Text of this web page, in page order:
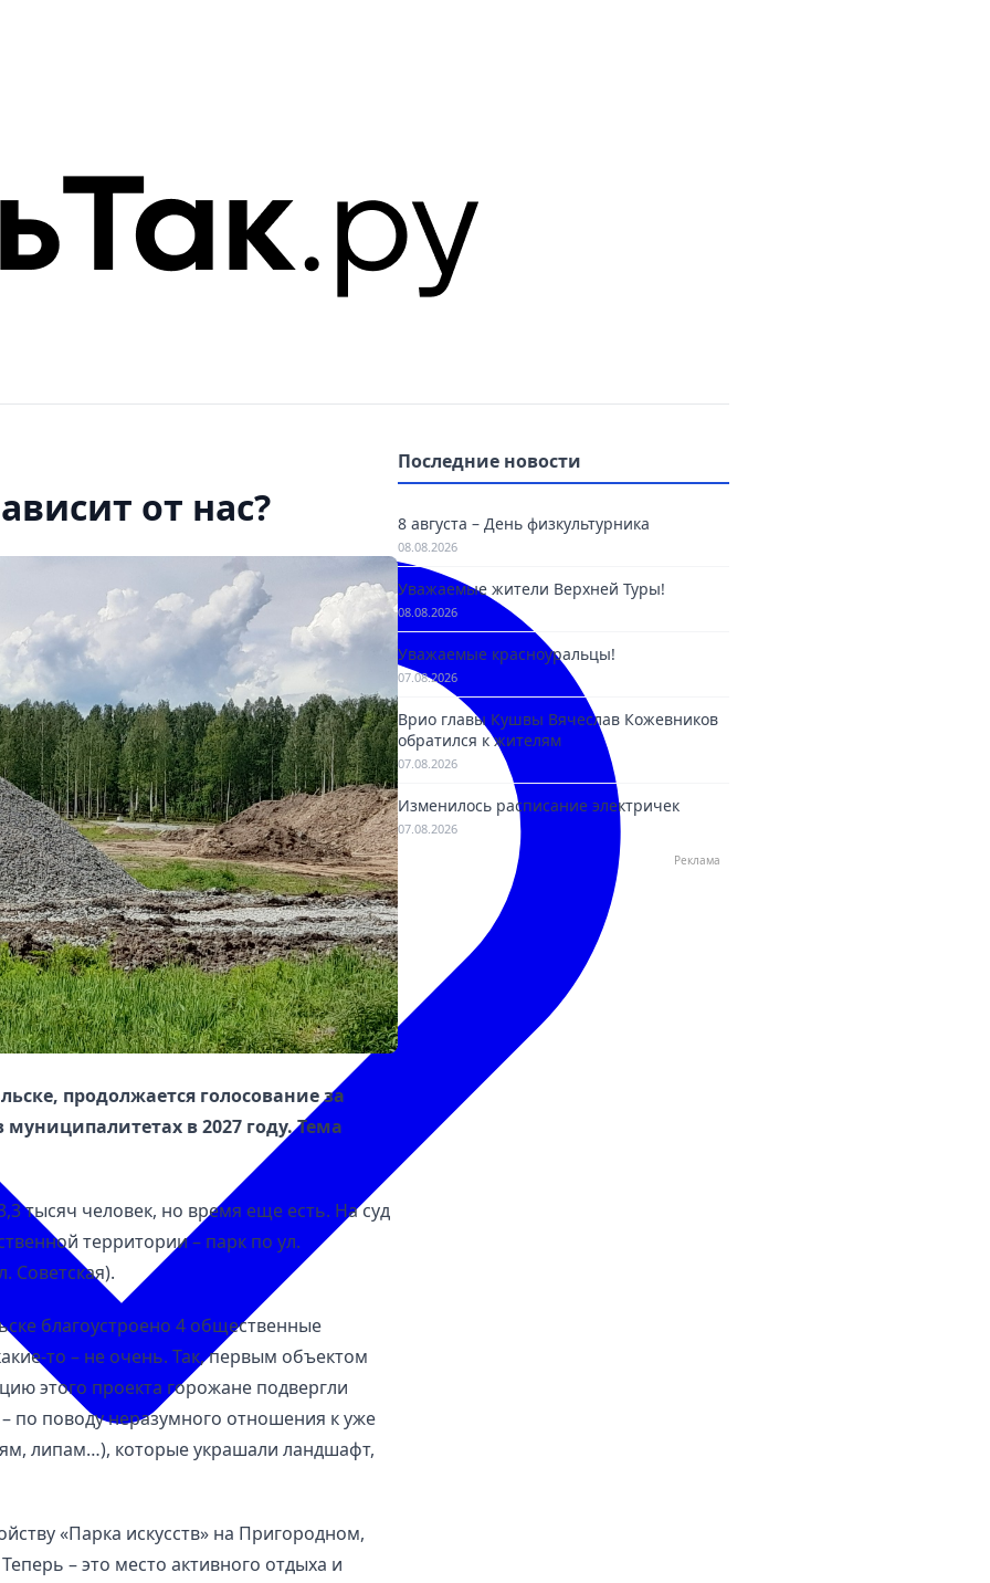
от нас?
продолжается голосование за
в 2027 году. Тема
тысяч человек, но время еще есть. На суд
территории – парк по ул.
Советская).
благоустроено 4 общественные
то – не очень. Так, первым объектом
этого проекта горожане подвергли
по поводу неразумного отношения к уже
липам…), которые украшали ландшафт,
«Парка искусств» на Пригородном,
– это место активного отдыха и
Последние новости
8 августа – День физкультурника
08.08.2026
Уважаемые жители Верхней Туры!
08.08.2026
Уважаемые красноуральцы!
07.08.2026
Врио главы Кушвы Вячеслав Кожевников
обратился к жителям
07.08.2026
Изменилось расписание электричек
07.08.2026
Реклама